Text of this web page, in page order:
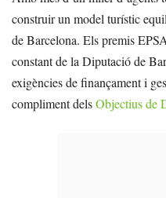
construir un model turístic
de Barcelona. Els premis
constant de la Diputació de
exigències de finançament i
compliment delsObjectius de